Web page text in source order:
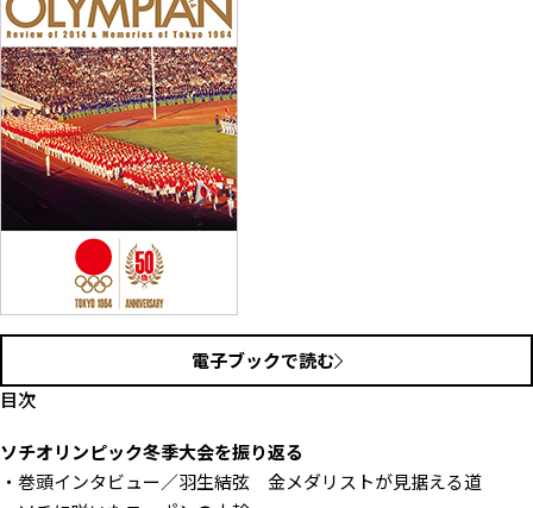
電子ブックで読む
目次
ソチオリンピック冬季大会を振り返る
・巻頭インタビュー／羽生結弦 金メダリストが見据える道